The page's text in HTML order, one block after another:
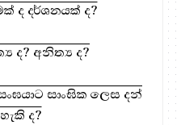
ද දර්ශනයක් ද?
ද? අනිත්‍ය ද?
සාංඝික ලෙස දන්
ද?